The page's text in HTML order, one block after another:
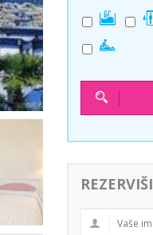
REZERVIŠI